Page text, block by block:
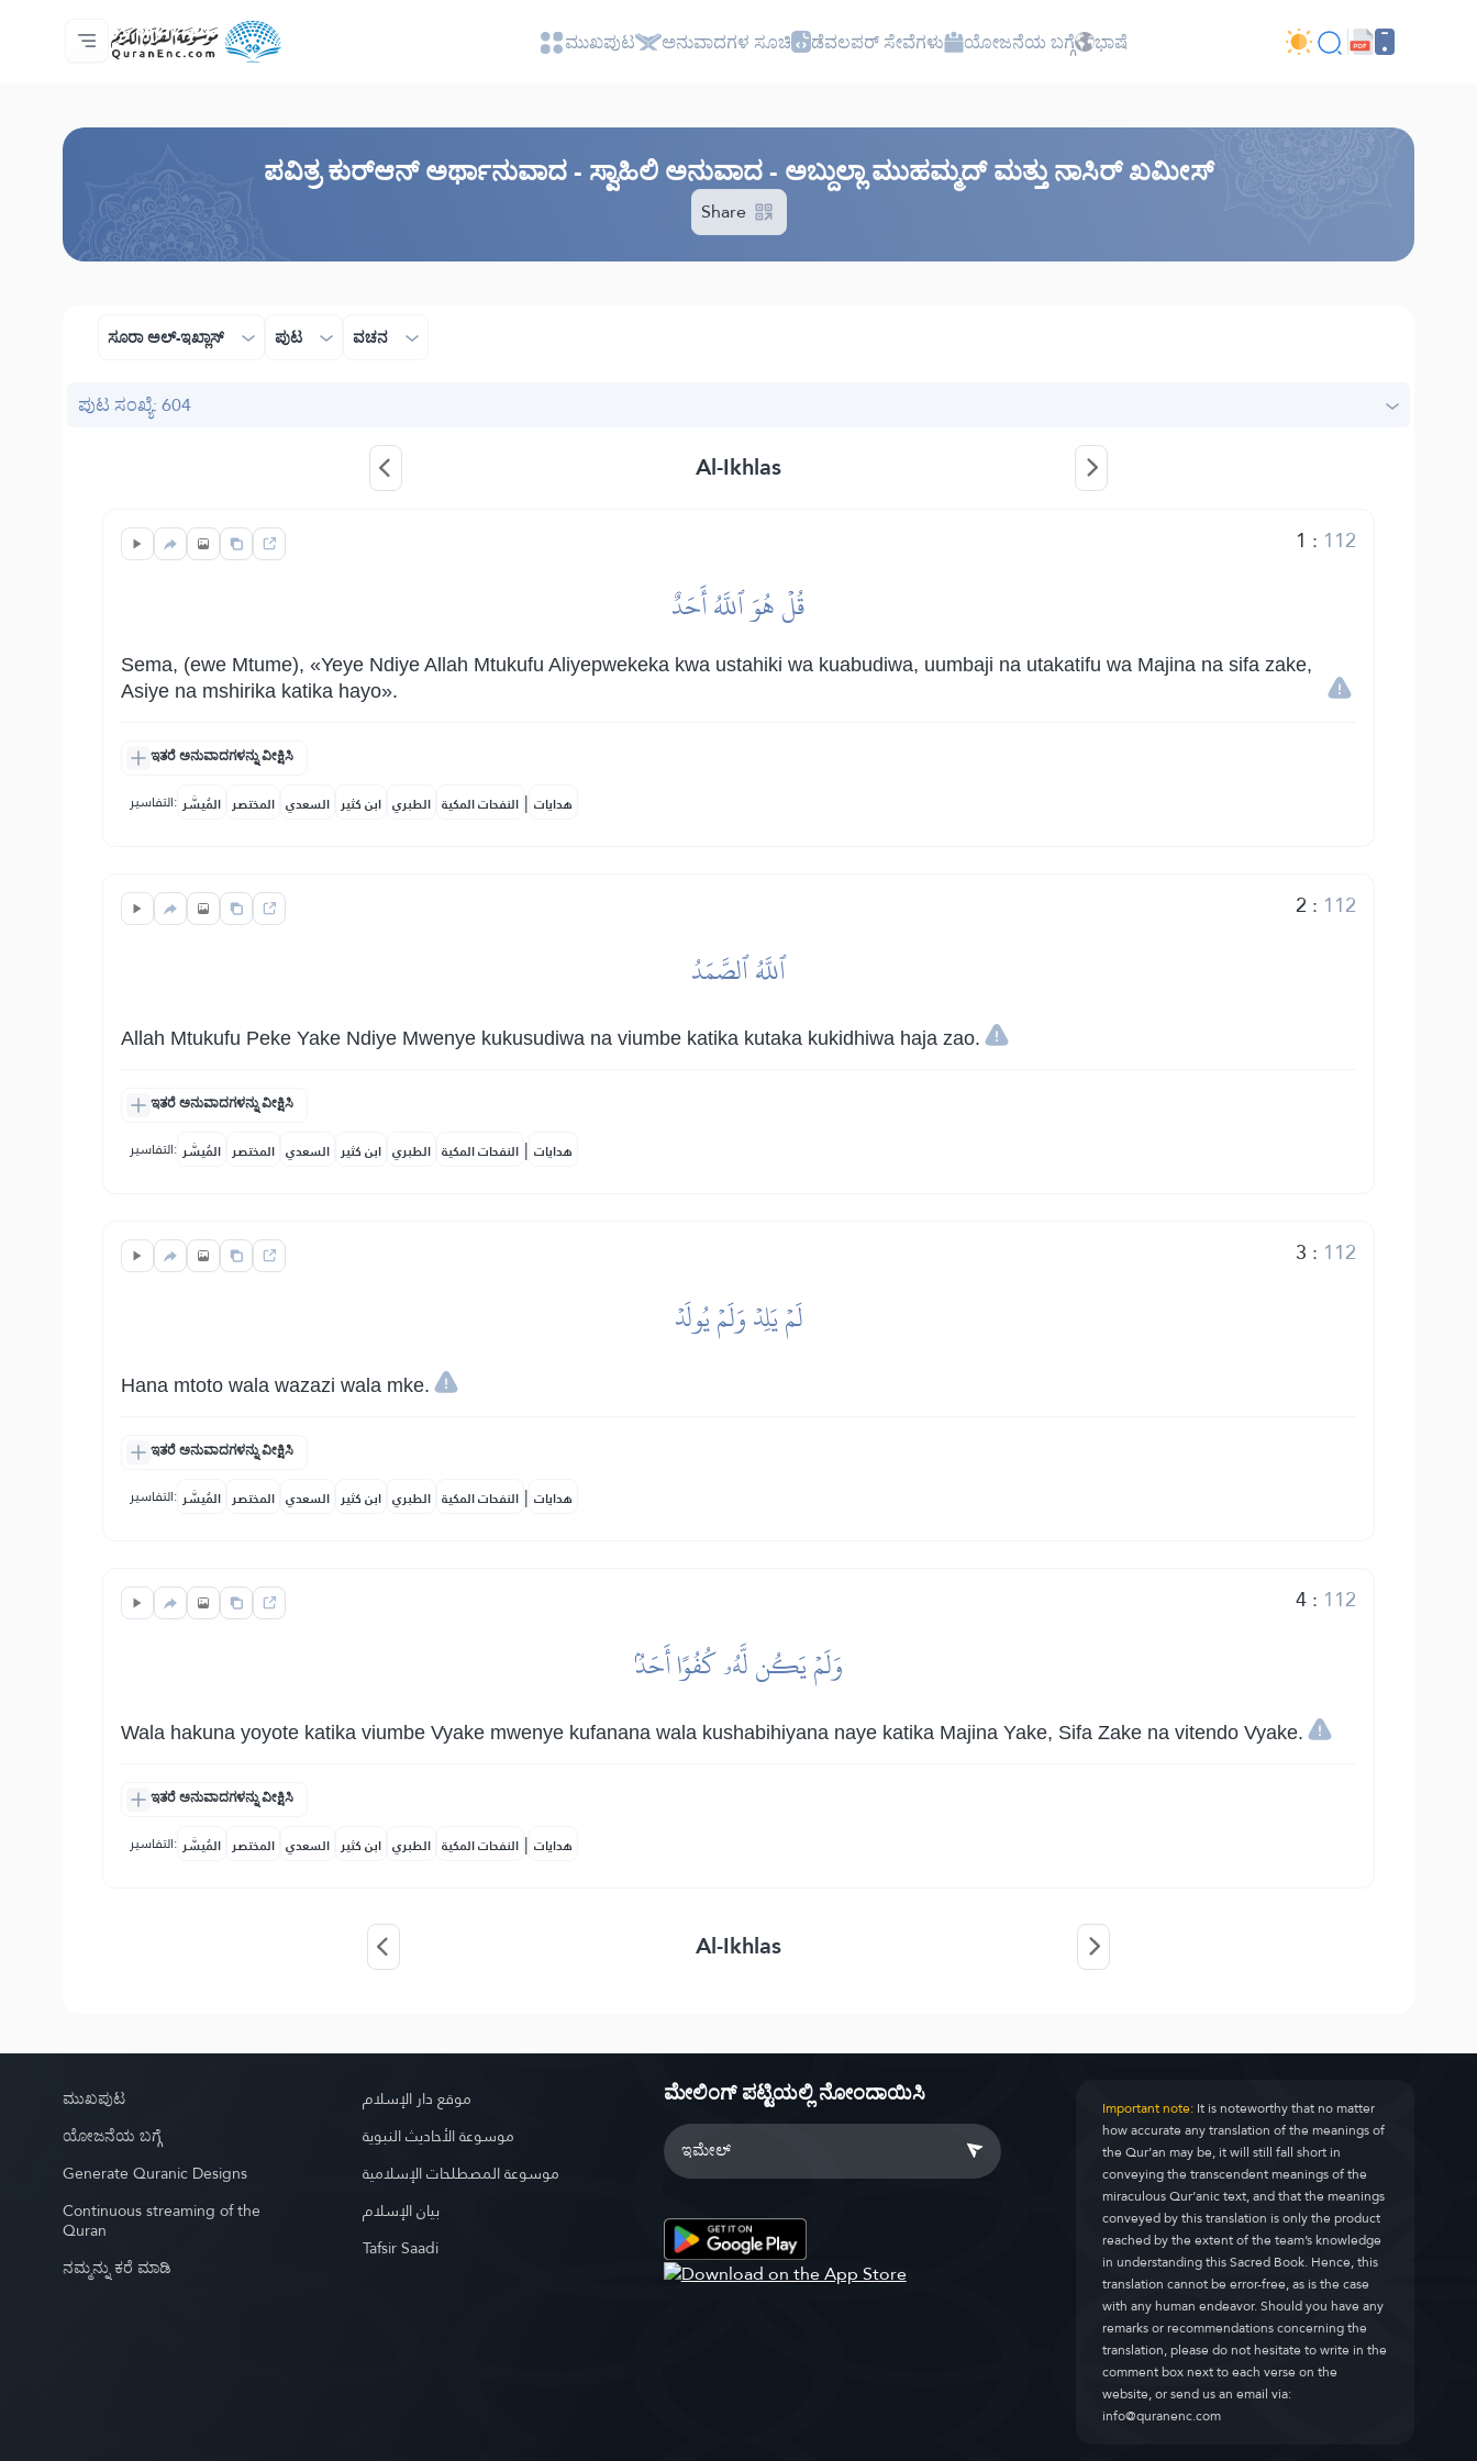
ಮುಖಪುಟ
ಅನುವಾದಗಳ ಸೂಚಿ
Audio
ಡೆವಲಪರ್ ಸೇವೆಗಳು - API
ಯೋಜನೆಯ ಬಗ್ಗೆ
ನಮ್ಮನ್ನು ಕರೆ ಮಾಡಿ
ಭಾಷೆ ಮುಖಪುಟ ಅನುವಾದಗಳ ಸೂಚಿ ಡೆವಲಪರ್ ಸೇವೆಗಳು ಯೋಜನೆಯ ಬಗ್ಗೆ ಭಾಷೆ
ಪವಿತ್ರ ಕುರ್‌ಆನ್ ಅರ್ಥಾನುವಾದ - ಸ್ವಾಹಿಲಿ ಅನುವಾದ - ಅಬ್ದುಲ್ಲಾ ಮುಹಮ್ಮದ್ ಮತ್ತು ನಾಸಿರ್ ಖಮೀಸ್
Share
ಸೂರಾ ಅಲ್ -ಇಖ್ಲಾಸ್ ಪುಟ ವಚನ
ಪುಟ ಸಂಖ್ಯೆ: 604
Al-Ikhlas
1 : 112
قُلۡ هُوَ ٱللَّهُ أَحَدٌ
Sema, (ewe Mtume), «Yeye Ndiye Allah Mtukufu Aliyepwekeka kwa ustahiki wa kuabudiwa, uumbaji na utakatifu wa Majina na sifa zake,
Asiye na mshirika katika hayo».
ಇತರೆ ಅನುವಾದಗಳನ್ನು ವೀಕ್ಷಿಸಿ
التفاسير: المُيسَّر المختصر السعدي ابن كثير الطبري النفحات المكية | هدايات
2 : 112
ٱللَّهُ ٱلصَّمَدُ
Allah Mtukufu Peke Yake Ndiye Mwenye kukusudiwa na viumbe katika kutaka kukidhiwa haja zao.
ಇತರೆ ಅನುವಾದಗಳನ್ನು ವೀಕ್ಷಿಸಿ
التفاسير: المُيسَّر المختصر السعدي ابن كثير الطبري النفحات المكية | هدايات
3 : 112
لَمۡ يَلِدۡ وَلَمۡ يُولَدۡ
Hana mtoto wala wazazi wala mke.
ಇತರೆ ಅನುವಾದಗಳನ್ನು ವೀಕ್ಷಿಸಿ
التفاسير: المُيسَّر المختصر السعدي ابن كثير الطبري النفحات المكية | هدايات
4: 112
وَلَمۡ يَكُن لَّهُۥ كُفُوًا أَحَدُۢ
Wala hakuna yoyote katika viumbe Vyake mwenye kufanana wala kushabihiyana naye katika Majina Yake, Sifa Zake na vitendo Vyake.
ಇತರೆ ಅನುವಾದಗಳನ್ನು ವೀಕ್ಷಿಸಿ
التفاسير: المُيسَّر المختصر السعدي ابن كثير الطبري النفحات المكية | هدايات
Al-Ikhlas
ಮುಖಪುಟ
ಯೋಜನೆಯ ಬಗ್ಗೆ
Generate Quranic Designs
Continuous streaming of the
Quran
ನಮ್ಮನ್ನು ಕರೆ ಮಾಡಿ
موقع دار الإسلام
موسوعة الأحاديث النبوية
موسوعة المصطلحات الإسلامية
بيان الإسلام
Tafsir Saadi
ಮೇಲಿಂಗ್ ಪಟ್ಟಿಯಲ್ಲಿ ನೋಂದಾಯಿಸಿ Important note:It is noteworthy that no matter
how accurate any translation of the meanings of
the Qur’an may be, it will still fall short in
conveying the transcendent meanings of the
miraculous Qur’anic text, and that the meanings
conveyed by this translation is only the product
reached by the extent of the team’s knowledge
in understanding this Sacred Book. Hence, this
translation cannot be error-free, as is the case
with any human endeavor. Should you have any
remarks or recommendations concerning the
translation, please do not hesitate to write in the
comment box next to each verse on the
website, or send us an email via:
info@quranenc.com